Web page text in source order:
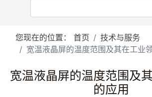
您现在的位置： 首页
技术与服务
宽温液晶屏的温度范围及其在工业
宽温液晶屏的温度范围及
的应用